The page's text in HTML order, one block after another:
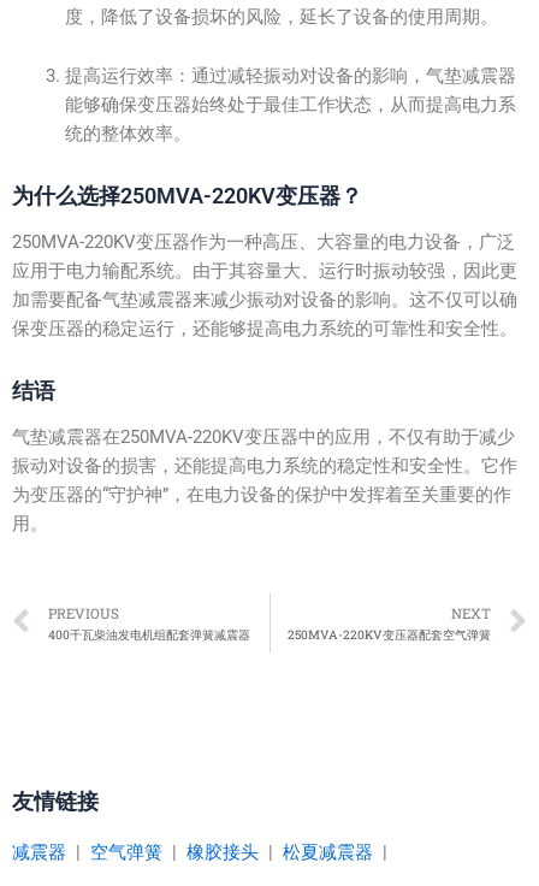
度，降低了设备损坏的风险，延长了设备的使用周期。
提高运行效率：通过减轻振动对设备的影响，气垫减震器
能够确保变压器始终处于最佳工作状态，从而提高电力系
统的整体效率。
为什么选择250MVA-220KV变压器？
250MVA-220KV变压器作为一种高压、大容量的电力设备，广泛
应用于电力输配系统。由于其容量大、运行时振动较强，因此更
加需要配备气垫减震器来减少振动对设备的影响。这不仅可以确
保变压器的稳定运行，还能够提高电力系统的可靠性和安全性。
结语
气垫减震器在250MVA-220KV变压器中的应用，不仅有助于减少
振动对设备的损害，还能提高电力系统的稳定性和安全性。它作
为变压器的“守护神”，在电力设备的保护中发挥着至关重要的作
用。
Prev
PREVIOUS
400千瓦柴油发电机组配套弹簧减震器
NEXT
250MVA-220KV变压器配套空气弹簧
友情链接
减震器 空气弹簧 橡胶接头 松夏减震器